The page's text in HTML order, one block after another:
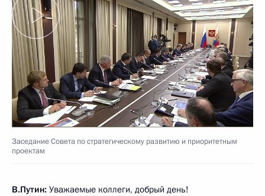
Заседание Совета по стратегическому развитию и приоритетным
проектам
В.Путин: Уважаемые коллеги, добрый день!